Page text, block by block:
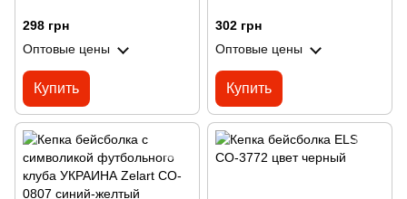
298 грн
Оптовые цены
Купить
302 грн
Оптовые цены
Купить